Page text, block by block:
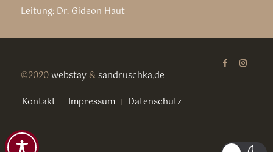
Leitung: Dr. Gideon Haut
©2020 webstay&sandruschka.de
Kontakt
Impressum Datenschutz